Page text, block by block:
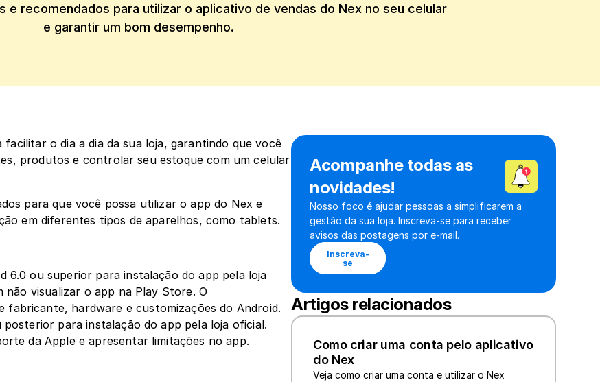
e recomendados para utilizar o aplicativo de vendas do Nex no seu celular
e garantir um bom desempenho.
o dia a dia da sua loja, garantindo que você
produtos e controlar seu estoque com um celular
para que você possa utilizar o app do Nex e
em diferentes tipos de aparelhos, como tablets.
6.0 ou superior para instalação do app pela loja
visualizar o app na Play Store. O
hardware e customizações do Android.
para instalação do app pela loja oficial.
da Apple e apresentar limitações no app.
Acompanhe todas as
novidades!
Nosso foco é ajudar pessoas a simplificarem a
gestão da sua loja. Inscreva-se para receber
avisos das postagens por e-mail.
Inscreva-
se
Artigos relacionados
Como criar uma conta pelo aplicativo
do Nex
Veja como criar uma conta e utilizar o Nex